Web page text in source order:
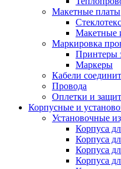
Макетные платы
Макетные
Маркировка
Принтеры
Маркеры
Кабели
Провода
Оплетки и
Корпусные и
Установочные
Корпуса
Корпуса
Корпуса
Корпуса